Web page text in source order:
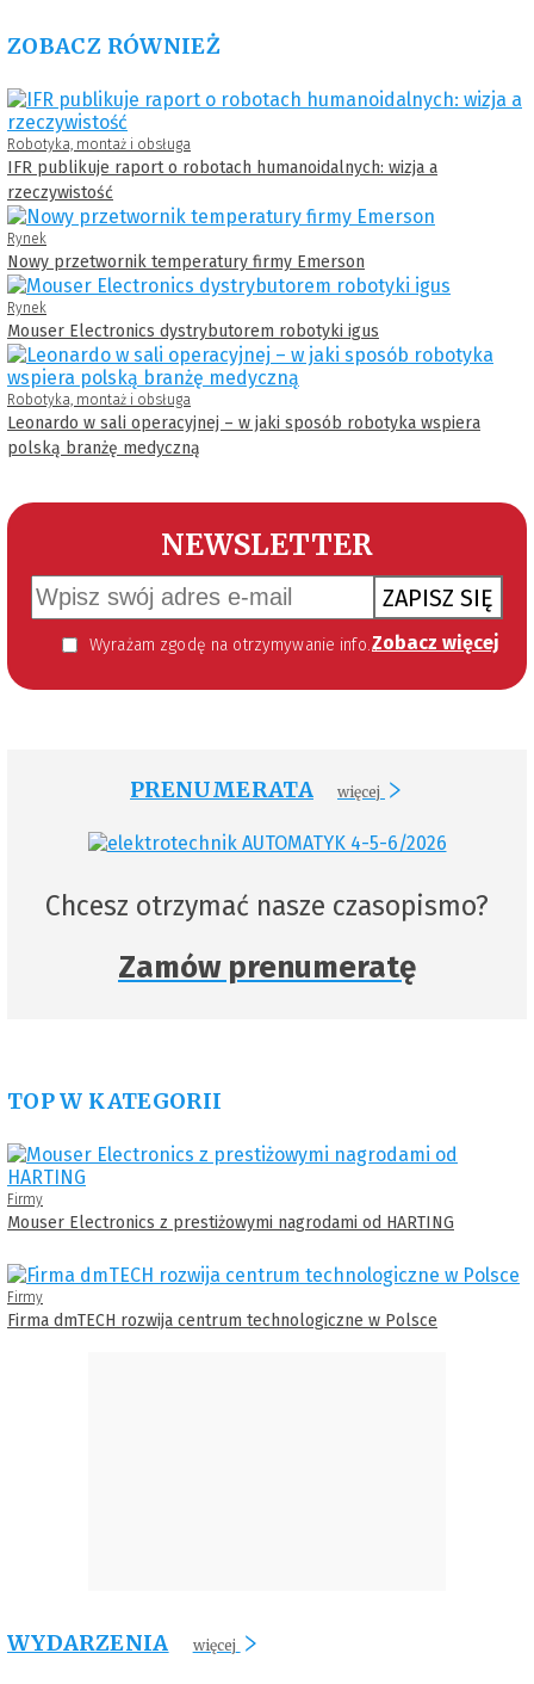
ZOBACZ RÓWNIEŻ
Robotyka, montaż i obsługa
IFR publikuje raport o robotach humanoidalnych: wizja a
rzeczywistość
Rynek
Nowy przetwornik temperatury firmy Emerson
Rynek
Mouser Electronics dystrybutorem robotyki igus
Robotyka, montaż i obsługa
Leonardo w sali operacyjnej – w jaki sposób robotyka wspiera
polską branżę medyczną
NEWSLETTER
ZAPISZ SIĘ
Wyrażam zgodę na otrzymywanie informacji handlowej kierowanej do mnie za pomocą środków komunikacji elektronicznej w szczególności poczty elektronicznej zgodnie z przepisem art. 10 ust 2 ustawy z dnia 18 lipca 2002 roku o świadczeniu usług drogą elektroniczną (Dz. U. 144 z 2002 r. poz. 1204). Zgoda jest dobrowolna, jednak jej wyrażenie jest konieczne, aby otrzymywać newsletter. Zobacz więcej
PRENUMERATA więcej
Chcesz otrzymać nasze czasopismo?
Zamów prenumeratę
TOP W KATEGORII
Firmy
Mouser Electronics z prestiżowymi nagrodami od HARTING
Firmy
Firma dmTECH rozwija centrum technologiczne w Polsce
WYDARZENIA więcej